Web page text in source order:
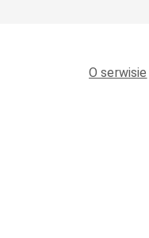
O serwisie